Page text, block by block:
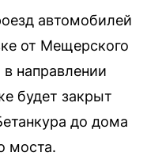
автомобилей
от Мещерского
направлении
будет закрыт
до дома
моста.